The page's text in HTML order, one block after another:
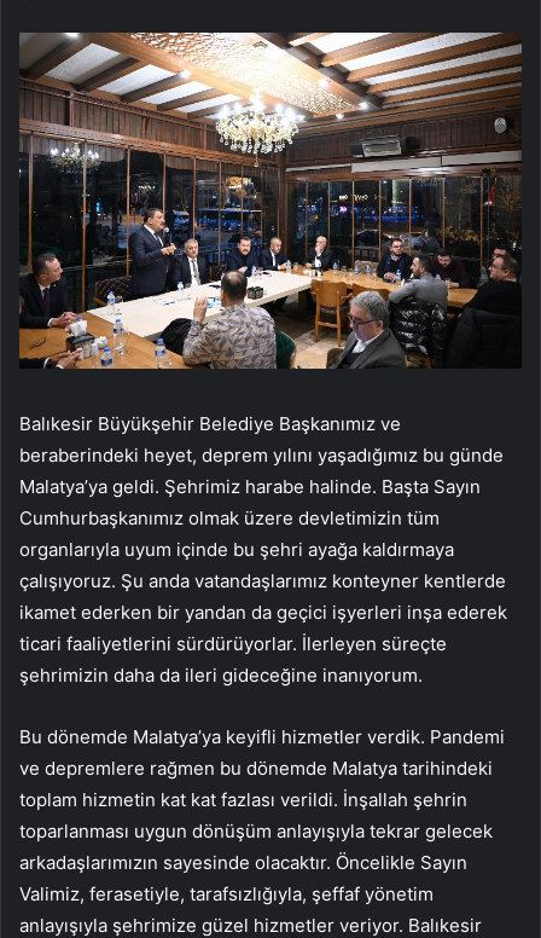
Balıkesir Büyükşehir Belediye Başkanımız ve
beraberindeki heyet, deprem yılını yaşadığımız bu günde
Malatya’ya geldi. Şehrimiz harabe halinde. Başta Sayın
Cumhurbaşkanımız olmak üzere devletimizin tüm
organlarıyla uyum içinde bu şehri ayağa kaldırmaya
çalışıyoruz. Şu anda vatandaşlarımız konteyner kentlerde
ikamet ederken bir yandan da geçici işyerleri inşa ederek
ticari faaliyetlerini sürdürüyorlar. İlerleyen süreçte
şehrimizin daha da ileri gideceğine inanıyorum.
Bu dönemde Malatya’ya keyifli hizmetler verdik. Pandemi
ve depremlere rağmen bu dönemde Malatya tarihindeki
toplam hizmetin kat kat fazlası verildi. İnşallah şehrin
toparlanması uygun dönüşüm anlayışıyla tekrar gelecek
arkadaşlarımızın sayesinde olacaktır. Öncelikle Sayın
Valimiz, ferasetiyle, tarafsızlığıyla, şeffaf yönetim
anlayışıyla şehrimize güzel hizmetler veriyor. Balıkesir